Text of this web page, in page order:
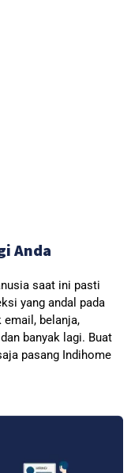
Anda
saat ini pasti
yang andal pada
email, belanja,
banyak lagi. Buat
pasang Indihome